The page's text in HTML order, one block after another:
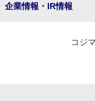
企業情報・IR情報
コジ